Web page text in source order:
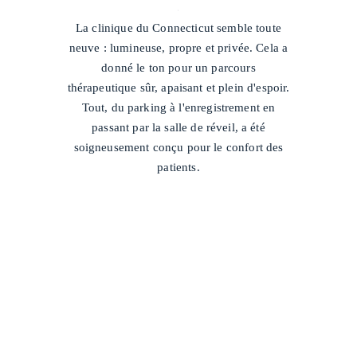
La clinique du Connecticut semble toute
neuve : lumineuse, propre et privée. Cela a
donné le ton pour un parcours
thérapeutique sûr, apaisant et plein d'espoir.
Tout, du parking à l'enregistrement en
passant par la salle de réveil, a été
soigneusement conçu pour le confort des
patients.